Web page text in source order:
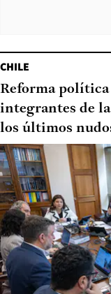
CHILE
Reforma política
integrantes de
los últimos